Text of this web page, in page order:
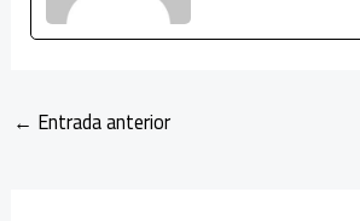
← Entrada anterior